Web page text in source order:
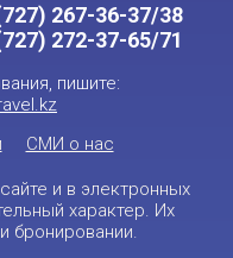
267-36-37/38
272-37-65/71
пишите:
СМИ о нас
и в электронных
характер. Их
бронировании.